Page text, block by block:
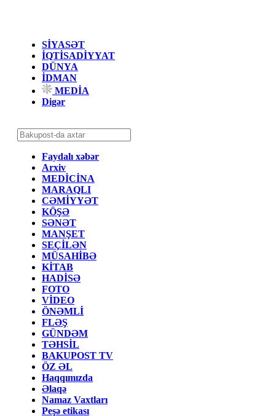
SİYASƏT
İQTİSADİYYAT
DÜNYA
İDMAN
MEDİA
Digər
Faydalı xəbər
Arxiv
MEDİCİNA
MARAQLI
CƏMİYYƏT
KÖŞƏ
SƏNƏT
MANŞET
SEÇİLƏN
MÜSAHİBƏ
KİTAB
HADİSƏ
FOTO
VİDEO
ÖNƏMLİ
FLƏŞ
GÜNDƏM
TƏHSİL
BAKUPOST TV
ÖZ ƏL
Haqqımızda
Əlaqə
Namaz Vaxtları
Peşə etikası